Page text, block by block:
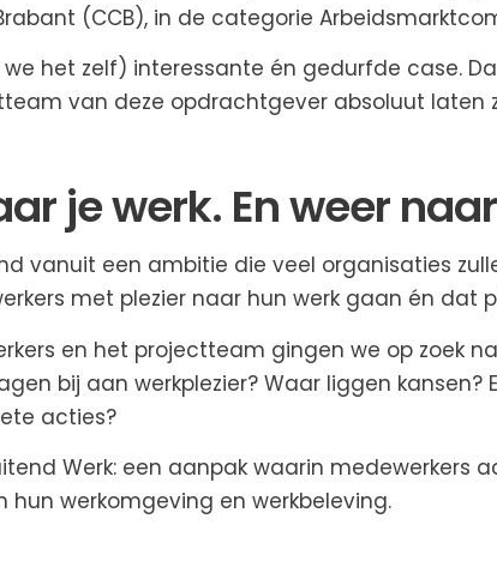
(CCB), in de categorie
het zelf) interessante én gedurfde case.
van deze opdrachtgever absoluut laten
je werk. En weer
vanuit een ambitie die veel organisaties
met plezier naar hun werk gaan én dat
en het projectteam gingen we op zoek
bij aan werkplezier? Waar liggen kansen?
acties?
Werk: een aanpak waarin medewerkers
hun werkomgeving en werkbeleving.